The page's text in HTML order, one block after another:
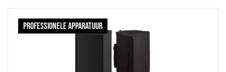
PROFESSIONELE APPARATUUR